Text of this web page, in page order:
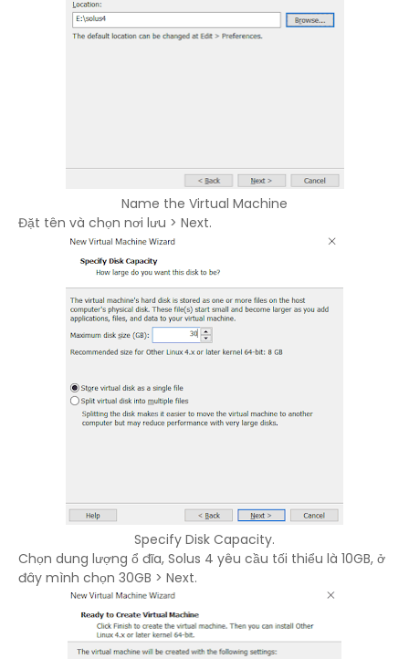
Name the Virtual Machine
Đặt tên và chọn nơi lưu > Next.
Specify Disk Capacity.
Chọn dung lượng ổ đĩa, Solus 4 yêu cầu tối thiểu là 10GB, ở
đây mình chọn 30GB > Next.